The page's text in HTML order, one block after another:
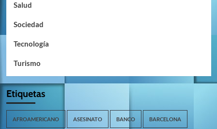
Salud
Sociedad
Tecnología
Turismo
Etiquetas
AFROAMERICANO ASESINATO BANCO BARCELONA